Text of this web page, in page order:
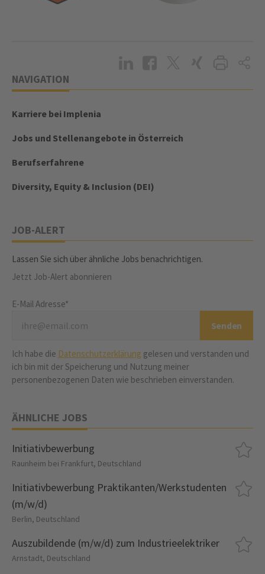
NAVIGATION
Karriere bei Implenia
Jobs und Stellenangebote in Österreich
Berufserfahrene
Diversity, Equity & Inclusion (DEI)
JOB-ALERT
Lassen Sie sich über ähnliche Jobs benachrichtigen.
Jetzt Job-Alert abonnieren
E-Mail Adresse*
Ich habe die Datenschutzerklärung gelesen und verstanden und
ich bin mit der Speicherung und Nutzung meiner
personenbezogenen Daten wie beschrieben einverstanden.
ÄHNLICHE JOBS
Initiativbewerbung
Raunheim bei Frankfurt, Deutschland
Initiativbewerbung Praktikanten/Werkstudenten
(m/w/d)
Berlin, Deutschland
Auszubildende (m/w/d) zum Industrieelektriker
Arnstadt, Deutschland